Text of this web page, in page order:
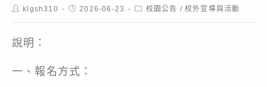
Postklgsh310
Post2026-06-23
Post校園公告 / 校外宣導與活動
說明：
一、報名方式：